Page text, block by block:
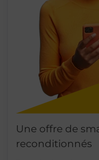
Une offre de
reconditionnés